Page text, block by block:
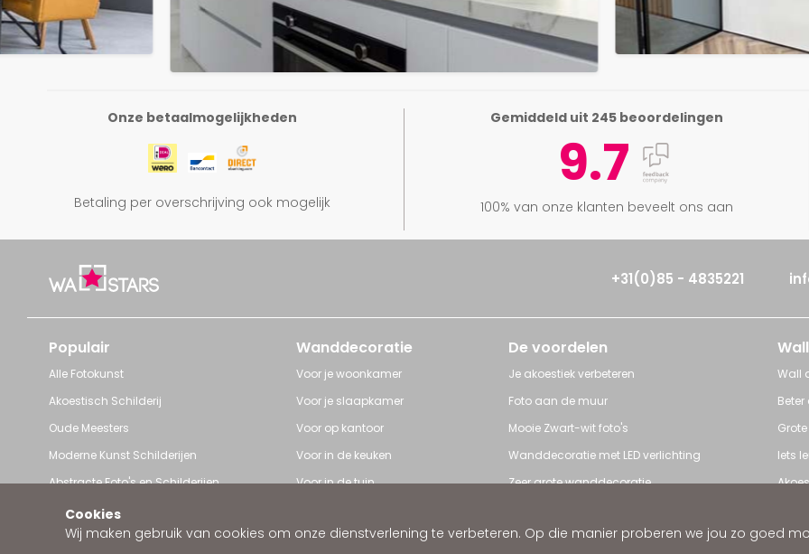
Cookies
Wij maken gebruik van cookies om onze dienstverlening te verbeteren. Op die manier proberen we jou zo goed
Onze betaalmogelijkheden
Betaling per overschrijving ook mogelijk
Gemiddeld uit 245 beoordelingen
9.7
100% van onze klanten beveelt ons aan
+31(0)85 - 4835221
Populair
Alle Fotokunst
Akoestisch Schilderij
Oude Meesters
Moderne Kunst Schilderijen
Abstracte Foto's en Schilderijen
Pop Art schilderijen
Art Frame van Wallstars
Wanddecoratie
Voor je woonkamer
Voor je slaapkamer
Voor op kantoor
Voor in de keuken
Voor in de tuin
Zakelijke wanddecoratie
De voordelen
Je akoestiek verbeteren
Foto aan de muur
Mooie Zwart-wit foto's
Wanddecoratie met LED verlichting
Zeer grote wanddecoratie
Wall
Iets